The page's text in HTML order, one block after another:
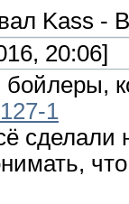
Kass -
20:06]
бойлеры,
1